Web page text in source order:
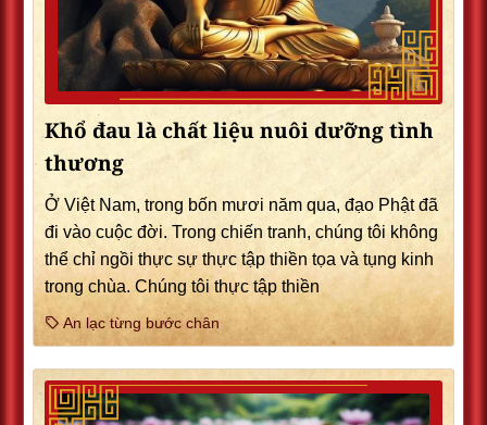
Khổ đau là chất liệu nuôi dưỡng tình
thương
Ở Việt Nam, trong bốn mươi năm qua, đạo Phật đã
đi vào cuộc đời. Trong chiến tranh, chúng tôi không
thể chỉ ngồi thực sự thực tập thiền tọa và tụng kinh
trong chùa. Chúng tôi thực tập thiền
An lạc từng bước chân